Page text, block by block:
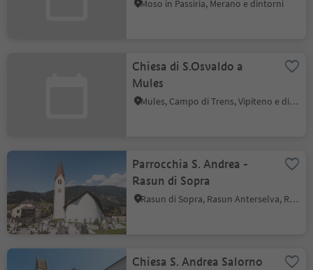
Moso in Passiria, Merano e dintorni
Chiesa di S.Osvaldo a
Mules
Mules, Campo di Trens, Vipiteno e dintorni
Parrocchia S. Andrea -
Rasun di Sopra
Rasun di Sopra, Rasun Anterselva, Regione dolomitica Plan de Corones
Chiesa S. Andrea Salorno